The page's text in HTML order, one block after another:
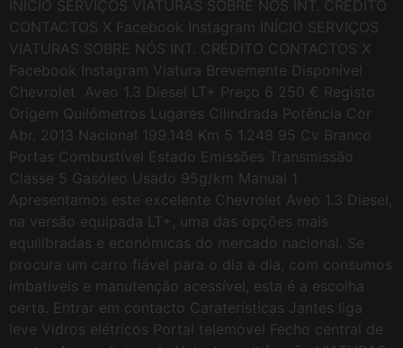
INÍCIO SERVIÇOS VIATURAS SOBRE NÓS INT. CRÉDITO
CONTACTOS X Facebook Instagram INÍCIO SERVIÇOS
VIATURAS SOBRE NÓS INT. CRÉDITO CONTACTOS X
Facebook Instagram Viatura Brevemente Disponível
Chevrolet Aveo 1.3 Diesel LT+ Preço 6 250 € Registo
Origem Quilómetros Lugares Cilindrada Potência Cor
Abr. 2013 Nacional 199.148 Km 5 1.248 95 Cv Branco
Portas Combustível Estado Emissões Transmissão
Classe 5 Gasóleo Usado 95g/km Manual 1
Apresentamos este excelente Chevrolet Aveo 1.3 Diesel,
na versão equipada LT+, uma das opções mais
equilibradas e económicas do mercado nacional. Se
procura um carro fiável para o dia a dia, com consumos
imbatíveis e manutenção acessível, esta é a escolha
certa. Entrar em contacto Caraterísticas Jantes liga
leve Vidros elétricos Portal telemóvel Fecho central de